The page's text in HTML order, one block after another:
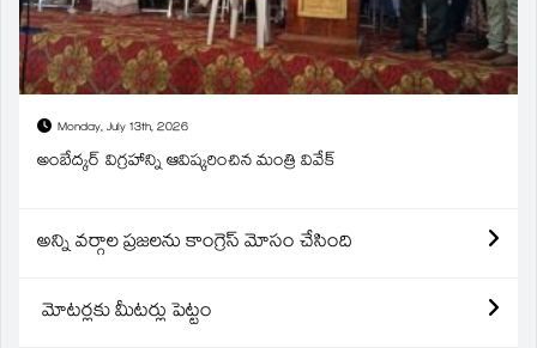
Monday, July 13th, 2026
అంబేద్కర్ విగ్రహాన్ని ఆవిష్కరించిన మంత్రి వివేక్
అన్ని వర్గాల ప్రజలను కాంగ్రెస్ మోసం చేసింది
మోటర్లకు మీటర్లు పెట్టం